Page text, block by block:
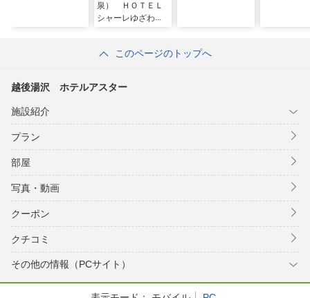
泉） ＨＯＴＥＬ
シャーレゆざわ銀
このページのトップへ
越後湯沢 ホテルアスター
施設紹介
プラン
部屋
写真・動画
クーポン
クチコミ
その他の情報（PCサイト）